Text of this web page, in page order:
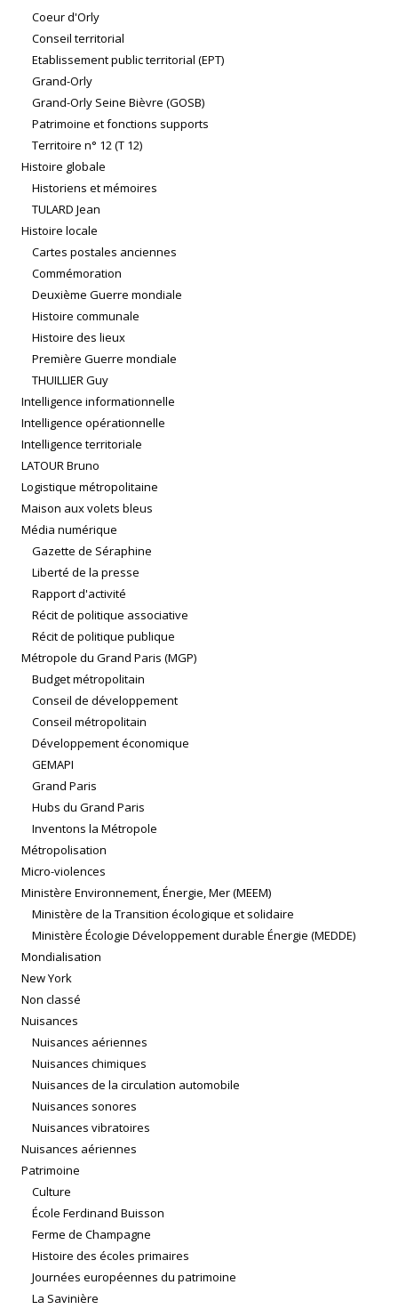
Coeur d'Orly
Conseil territorial
Etablissement public territorial (EPT)
Grand-Orly
Grand-Orly Seine Bièvre (GOSB)
Patrimoine et fonctions supports
Territoire n° 12 (T 12)
Histoire globale
Historiens et mémoires
TULARD Jean
Histoire locale
Cartes postales anciennes
Commémoration
Deuxième Guerre mondiale
Histoire communale
Histoire des lieux
Première Guerre mondiale
THUILLIER Guy
Intelligence informationnelle
Intelligence opérationnelle
Intelligence territoriale
LATOUR Bruno
Logistique métropolitaine
Maison aux volets bleus
Média numérique
Gazette de Séraphine
Liberté de la presse
Rapport d'activité
Récit de politique associative
Récit de politique publique
Métropole du Grand Paris (MGP)
Budget métropolitain
Conseil de développement
Conseil métropolitain
Développement économique
GEMAPI
Grand Paris
Hubs du Grand Paris
Inventons la Métropole
Métropolisation
Micro-violences
Ministère Environnement, Énergie, Mer (MEEM)
Ministère de la Transition écologique et solidaire
Ministère Écologie Développement durable Énergie (MEDDE)
Mondialisation
New York
Non classé
Nuisances
Nuisances aériennes
Nuisances chimiques
Nuisances de la circulation automobile
Nuisances sonores
Nuisances vibratoires
Nuisances aériennes
Patrimoine
Culture
École Ferdinand Buisson
Ferme de Champagne
Histoire des écoles primaires
Journées européennes du patrimoine
La Savinière